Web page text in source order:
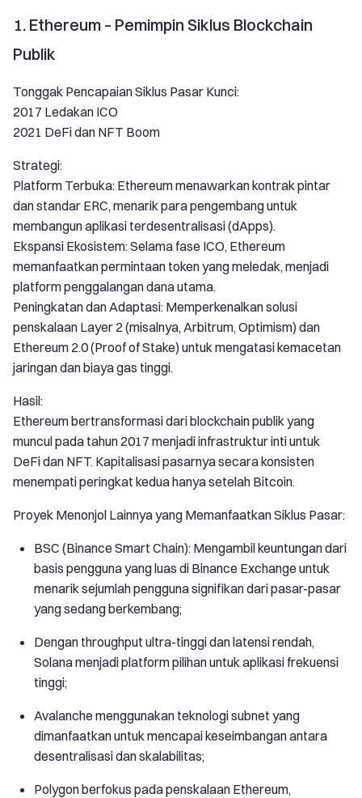
1. Ethereum – Pemimpin Siklus Blockchain
Publik
Tonggak Pencapaian Siklus Pasar Kunci:
2017 Ledakan ICO
2021 DeFi dan NFT Boom
Strategi:
Platform Terbuka: Ethereum menawarkan kontrak pintar
dan standar ERC, menarik para pengembang untuk
membangun aplikasi terdesentralisasi (dApps).
Ekspansi Ekosistem: Selama fase ICO, Ethereum
memanfaatkan permintaan token yang meledak, menjadi
platform penggalangan dana utama.
Peningkatan dan Adaptasi: Memperkenalkan solusi
penskalaan Layer 2 (misalnya, Arbitrum, Optimism) dan
Ethereum 2.0 (Proof of Stake) untuk mengatasi kemacetan
jaringan dan biaya gas tinggi.
Hasil:
Ethereum bertransformasi dari blockchain publik yang
muncul pada tahun 2017 menjadi infrastruktur inti untuk
DeFi dan NFT. Kapitalisasi pasarnya secara konsisten
menempati peringkat kedua hanya setelah Bitcoin.
Proyek Menonjol Lainnya yang Memanfaatkan Siklus Pasar:
BSC (Binance Smart Chain): Mengambil keuntungan dari
basis pengguna yang luas di Binance Exchange untuk
menarik sejumlah pengguna signifikan dari pasar-pasar
yang sedang berkembang;
Dengan throughput ultra-tinggi dan latensi rendah,
Solana menjadi platform pilihan untuk aplikasi frekuensi
tinggi;
Avalanche menggunakan teknologi subnet yang
dimanfaatkan untuk mencapai keseimbangan antara
desentralisasi dan skalabilitas;
Polygon berfokus pada penskalaan Ethereum,